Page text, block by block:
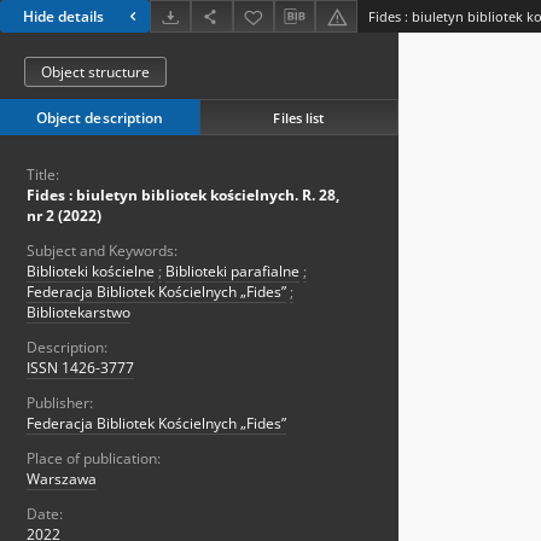
Hide details Fides : biuletyn bibliotek
Object structure
Object description Files list
Title:
Fides : biuletyn bibliotek kościelnych. R. 28,
nr 2 (2022)
Subject and Keywords:
Biblioteki kościelne ; Biblioteki parafialne ;
Federacja Bibliotek Kościelnych „Fides” ;
Bibliotekarstwo
Description:
ISSN 1426-3777
Publisher:
Federacja Bibliotek Kościelnych „Fides”
Place of publication:
Warszawa
Date:
2022